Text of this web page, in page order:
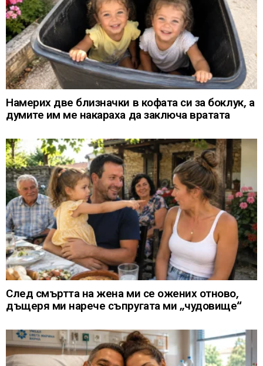
Намерих две близначки в кофата си за боклук, а
думите им ме накараха да заключа вратата
След смъртта на жена ми се ожених отново,
дъщеря ми нарече съпругата ми „чудовище“